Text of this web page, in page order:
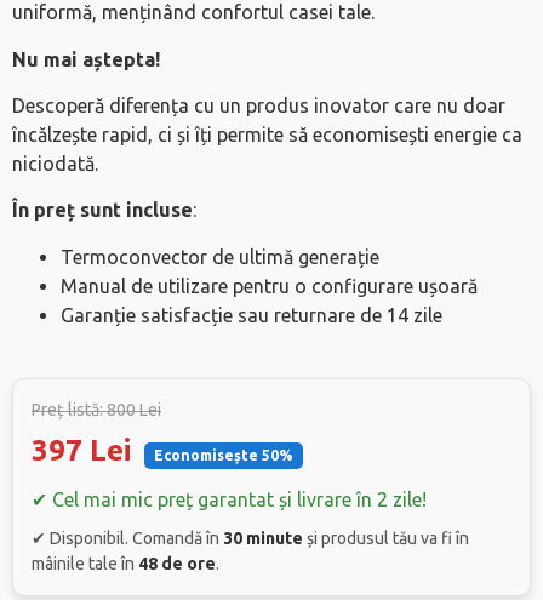
uniformă, menținând confortul casei tale.
Nu mai aștepta!
Descoperă diferența cu un produs inovator care nu doar
încălzește rapid, ci și îți permite să economisești energie ca
niciodată.
În preț sunt incluse:
Termoconvector de ultimă generație
Manual de utilizare pentru o configurare ușoară
Garanție satisfacție sau returnare de 14 zile
Preț listă: 800 Lei
397 Lei Economisește 50%
✔ Cel mai mic preț garantat și livrare în 2 zile!
✔ Disponibil. Comandă în 30 minute și produsul tău va fi în
mâinile tale în 48 de ore.